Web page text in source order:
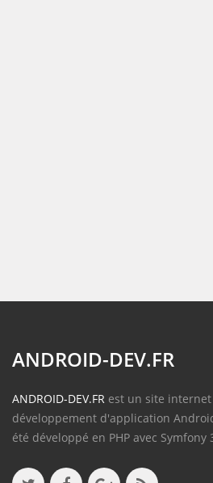
ANDROID-DEV.FR
ANDROID-DEV.FR est un site
développement d'application
été développé en PHP avec Symfony